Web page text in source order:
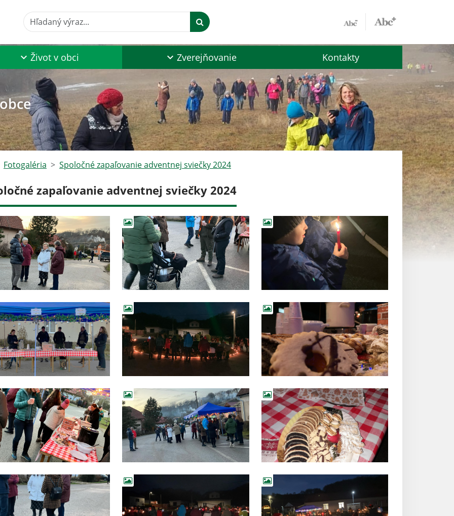
Hľadaný výraz...
Život v obci Zverejňovanie Kontakty
Fotogaléria Spoločné zapaľovanie adventnej sviečky 2024
zapaľovanie adventnej sviečky 2024